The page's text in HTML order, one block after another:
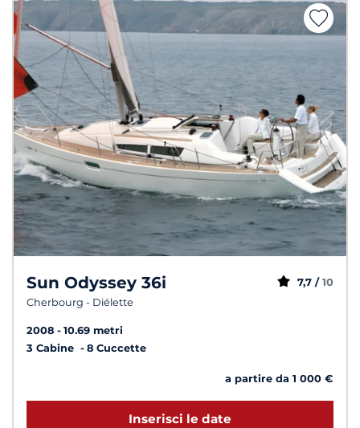
Sun Odyssey 36i
Cherbourg - Diélette
7,7 / 10
2008
10.69 metri
3 Cabine
8 Cuccette
a partire da 1 000 €
Inserisci le date